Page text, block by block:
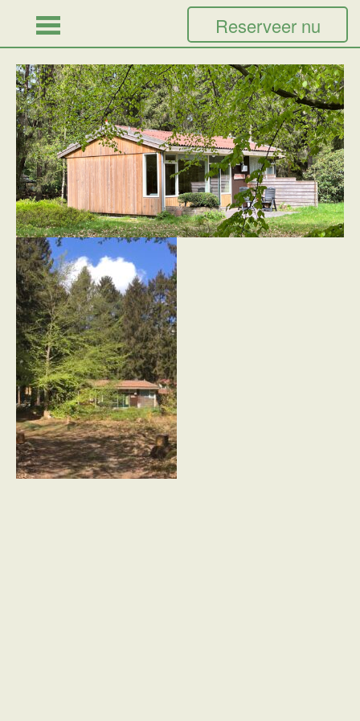
Reserveer nu